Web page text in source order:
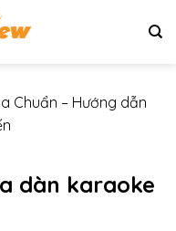
Chuẩn – Hướng dẫn
dàn karaoke